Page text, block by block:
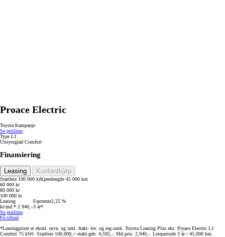
Proace Electric
Toyota Kampanje
Se prisliste
Type L1
Utstyrsgrad Comfort
Finansiering
Leasing Kontantkjøp
Startleie 100 000 kr
60 000 kr
80 000 kr
100 000 kr
Kjørelengde 45 000 km
Leasing
kr/md.* 2 940,–
Fastrente
3 år*
2,25 %
Se prisliste
Få tilbud
*Leasingpriser er ekskl. mva. og inkl. frakt- lev. og reg.omk. Toyota Leasing Plus eks: Proace Electric L1
Comfort 75 kWt: Startleie 100,000,-/ etabl.geb. 4,592,-. Md.pris: 2,940,-. Leieperiode 3 år / 45,000 km.